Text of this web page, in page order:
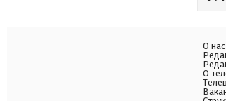
О нас
О